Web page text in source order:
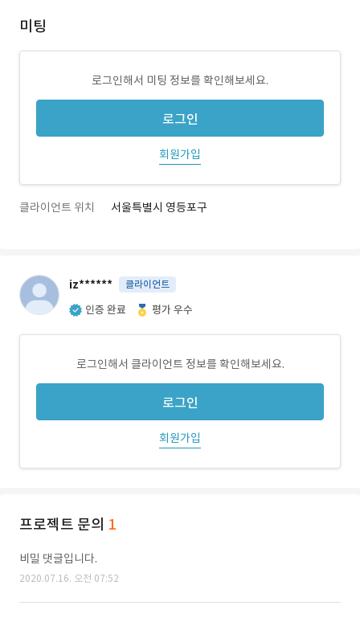
미팅
로그인해서 미팅 정보를 확인해보세요.
로그인
회원가입
클라이언트 위치 서울특별시 영등포구
iz****** 클라이언트
인증 완료 평가 우수
로그인해서 클라이언트 정보를 확인해보세요.
로그인
회원가입
프로젝트 문의 1
비밀 댓글입니다.
2020.07.16. 오전 07:52